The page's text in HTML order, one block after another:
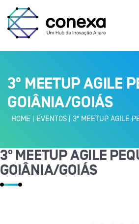
3º MEETUP AGILE
GOIÂNIA/GOIÁS
HOME | EVENTOS | 3º MEETUP AGILE
3º MEETUP AGILE
GOIÂNIA/GOIÁS